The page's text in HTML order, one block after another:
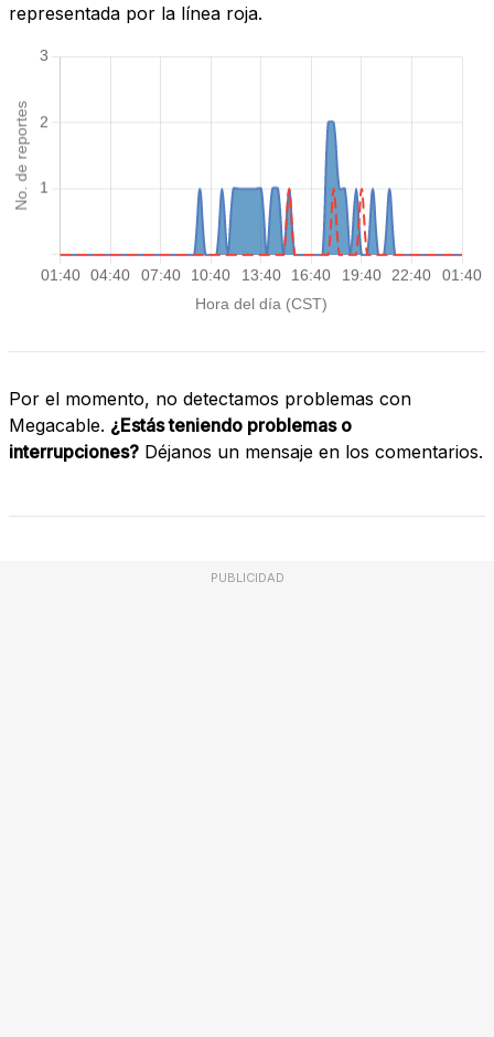
representada por la línea roja.
Por el momento, no detectamos problemas con
Megacable. ¿Estás teniendo problemas o
interrupciones? Déjanos un mensaje en los comentarios.
PUBLICIDAD